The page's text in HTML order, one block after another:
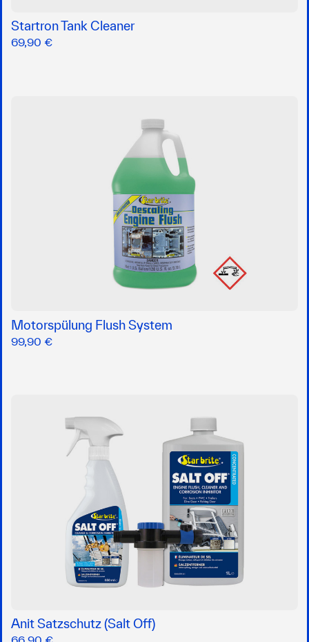
Startron Tank Cleaner
69,90 €
Motorspülung Flush System
99,90 €
Anit Satzschutz (Salt Off)